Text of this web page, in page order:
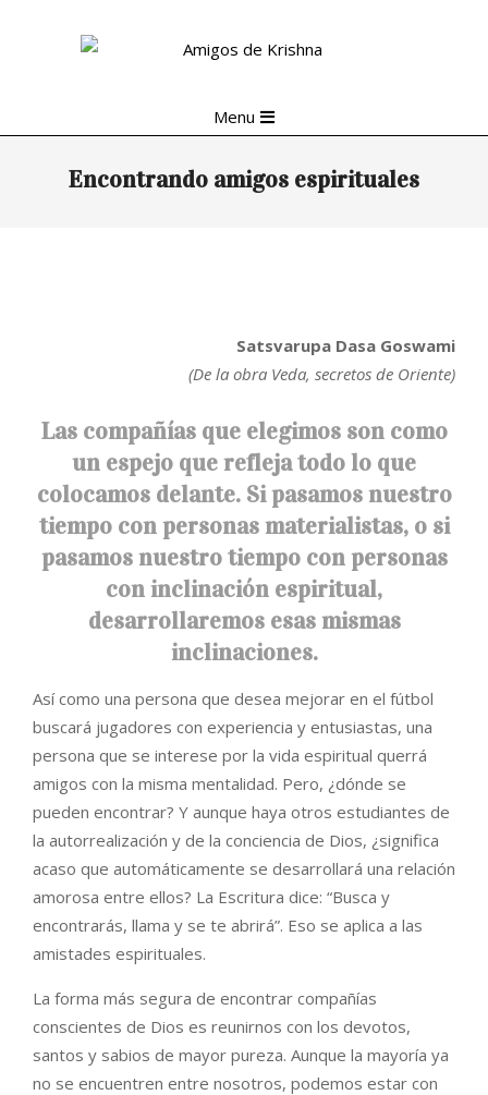
Navigation
Menu
Encontrando amigos espirituales
Satsvarupa Dasa Goswami
(De la obra Veda, secretos de Oriente)
Las compañías que elegimos son como
un espejo que refleja todo lo que
colocamos delante. Si pasamos nuestro
tiempo con personas materialistas, o si
pasamos nuestro tiempo con personas
con inclinación espiritual,
desarrollaremos esas mismas
inclinaciones.
Así como una persona que desea mejorar en el fútbol
buscará jugadores con experiencia y entusiastas, una
persona que se interese por la vida espiritual querrá
amigos con la misma mentalidad. Pero, ¿dónde se
pueden encontrar? Y aunque haya otros estudiantes de
la autorrealización y de la conciencia de Dios, ¿significa
acaso que automáticamente se desarrollará una relación
amorosa entre ellos? La Escritura dice: “Busca y
encontrarás, llama y se te abrirá”. Eso se aplica a las
amistades espirituales.
La forma más segura de encontrar compañías
conscientes de Dios es reunirnos con los devotos,
santos y sabios de mayor pureza. Aunque la mayoría ya
no se encuentren entre nosotros, podemos estar con